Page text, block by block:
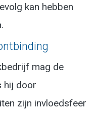
kan hebben
mag de
hij door
zijn invloedsfeer